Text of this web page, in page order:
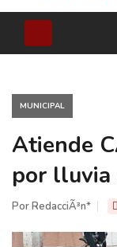
MUNICIPAL
Atiende
por lluvia
Por RedacciÃ³n*